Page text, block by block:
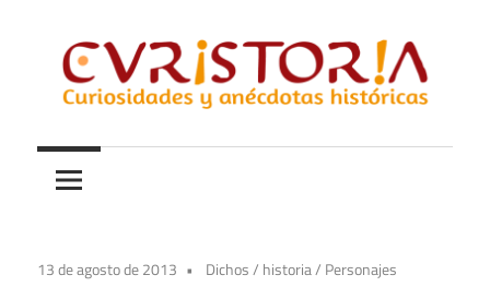
contenido
Curistoria
y
anécdotas
historia
13 de agosto de 2013 Dichos/ historia/ Personajes